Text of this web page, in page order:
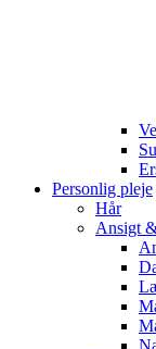
Personlig pleje
Hår
Ansigt